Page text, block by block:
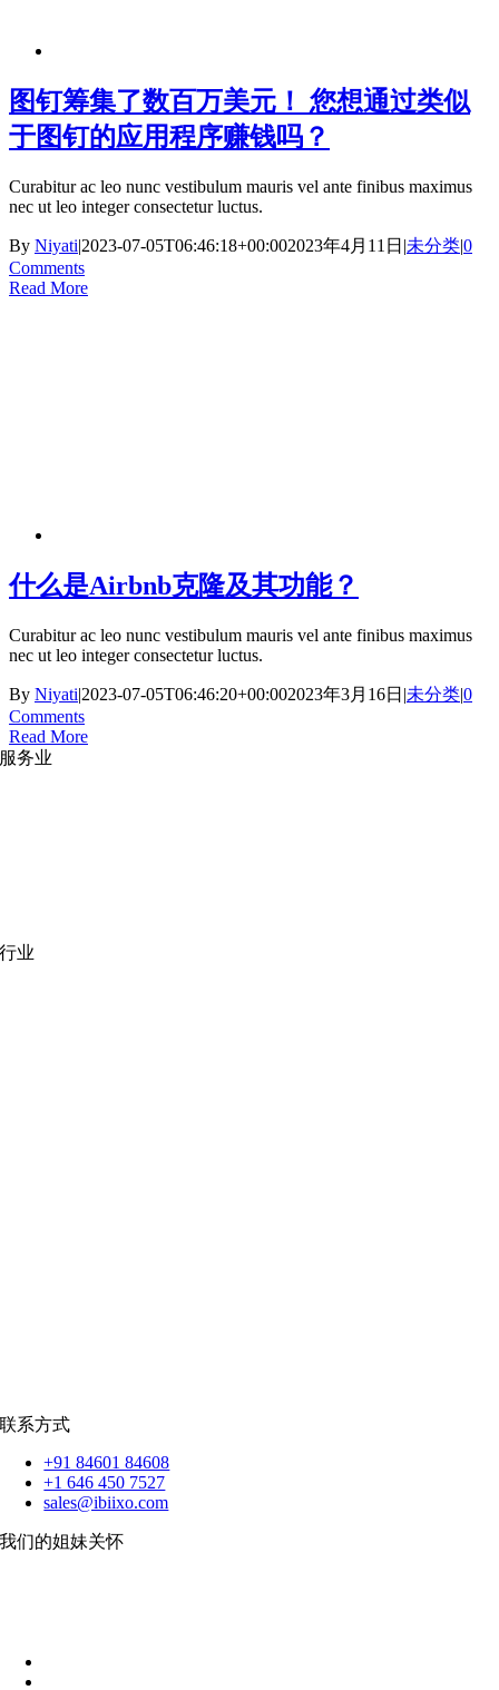
图钉筹集了数百万美元！ 您想通过类似
于图钉的应用程序赚钱吗？
Curabitur ac leo nunc vestibulum mauris vel ante finibus maximus
nec ut leo integer consectetur luctus.
By Niyati|2023-07-05T06:46:18+00:002023年4月11日 |未分类|0
Comments
Read More
什么是Airbnb克隆及其功能？
Curabitur ac leo nunc vestibulum mauris vel ante finibus maximus
nec ut leo integer consectetur luctus.
By Niyati|2023-07-05T06:46:20+00:002023年3月16日 |未分类|0
Comments
Read More
服务业
行业
联系方式
+91 84601 84608
+1 646 450 7527
sales@ibiixo.com
我们的姐妹关怀